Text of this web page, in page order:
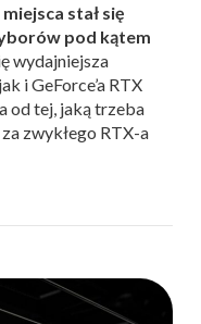
stał się
pod kątem
wydajniejsza
i GeForce’a RTX
od tej, jaką trzeba
zwykłego RTX-a